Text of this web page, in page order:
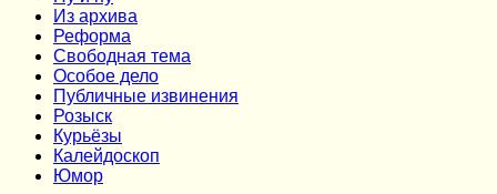
Из архива
Реформа
Cвободная тема
Особое дело
Публичные извинения
Розыск
Курьёзы
Калейдоскоп
Юмор